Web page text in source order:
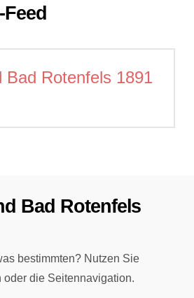
Bad Rotenfels 1891
Bad Rotenfels
bestimmten? Nutzen Sie
oder die Seitennavigation.